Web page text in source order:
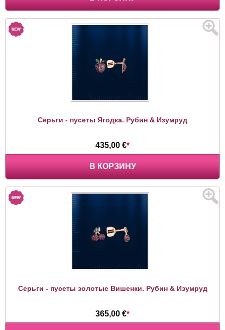
Серьги - пусеты Ягодка. Рубин & Изумруд
435,00 €*
В КОРЗИНУ
Серьги - пусеты золотые Вишенки. Рубин & Изумруд
365,00 €*